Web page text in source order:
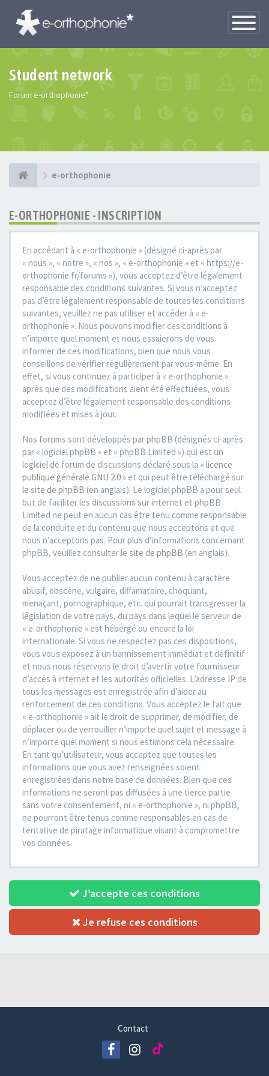
Toggle
Student network
Forum e-orthophonie*
e-orthophonie
E-ORTHOPHONIE - INSCRIPTION
En accédant à « e-orthophonie » (désigné ci-après par
« nous », « notre », « nos », « e-orthophonie » et « https://e-
orthophonie.fr/forums »), vous acceptez d’être légalement
responsable des conditions suivantes. Si vous n’acceptez
pas d’être légalement responsable de toutes les conditions
suivantes, veuillez ne pas utiliser et accéder à « e-
orthophonie ». Nous pouvons modifier ces conditions à
n’importe quel moment et nous essaierons de vous
informer de ces modifications, bien que nous vous
conseillons de vérifier régulièrement par vous-même. En
effet, si vous continuez à participer à « e-orthophonie »
après que des modifications aient été effectuées, vous
acceptez d’être légalement responsable des conditions
modifiées et mises à jour.
Nos forums sont développés par phpBB (désignés ci-après
par « logiciel phpBB » et « phpBB Limited ») qui est un
logiciel de forum de discussions déclaré sous la « licence
publique générale GNU 2.0» et qui peut être téléchargé sur
le site de phpBB (en anglais). Le logiciel phpBB a pour seul
but de faciliter les discussions sur internet et phpBB
Limited ne peut en aucun cas être tenu comme responsable
de la conduite et du contenu que nous acceptons et que
nous n’acceptons pas. Pour plus d’informations concernant
phpBB, veuillez consulterle site de phpBB (en anglais).
Vous acceptez de ne publier aucun contenu à caractère
abusif, obscène, vulgaire, diffamatoire, choquant,
menaçant, pornographique, etc. qui pourrait transgresser la
législation de votre pays, du pays dans lequel le serveur de
« e-orthophonie » est hébergé ou encore la loi
internationale. Si vous ne respectez pas ces dispositions,
vous vous exposez à un bannissement immédiat et définitif
et nous nous réservons le droit d’avertir votre fournisseur
d’accès à internet et les autorités officielles. L’adresse IP de
tous les messages est enregistrée afin d’aider au
renforcement de ces conditions. Vous acceptez le fait que
« e-orthophonie » ait le droit de supprimer, de modifier, de
déplacer ou de verrouiller n’importe quel sujet et message à
n’importe quel moment si nous estimons cela nécessaire.
En tant qu’utilisateur, vous acceptez que toutes les
informations que vous avez renseignées soient
enregistrées dans notre base de données. Bien que ces
informations ne seront pas diffusées à une tierce partie
sans votre consentement, ni « e-orthophonie », ni phpBB,
ne pourront être tenus comme responsables en cas de
tentative de piratage informatique visant à compromettre
vos données.
J’accepte ces conditions
Je refuse ces conditions
Contact